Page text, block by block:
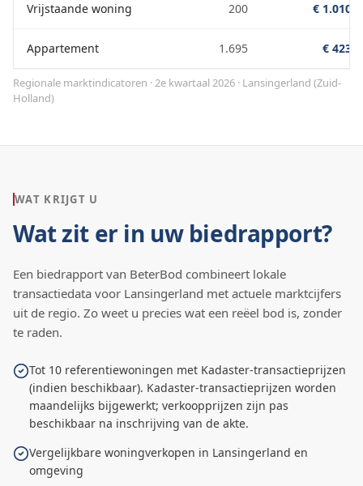
Vrijstaande woning 200 €
Appartement 1.695 €
Regionale marktindicatoren · 2e kwartaal 2026 · Lansingerland (Zuid-
Holland)
WAT KRIJGT U
Wat zit er in uw biedrapport?
Een biedrapport van BeterBod combineert lokale
transactiedata voor Lansingerland met actuele marktcijfers
uit de regio. Zo weet u precies wat een reëel bod is, zonder
te raden.
Tot 10 referentiewoningen met Kadaster-transactieprijzen
(indien beschikbaar). Kadaster-transactieprijzen worden
maandelijks bijgewerkt; verkoopprijzen zijn pas
beschikbaar na inschrijving van de akte.
Vergelijkbare woningverkopen in Lansingerland en
omgeving